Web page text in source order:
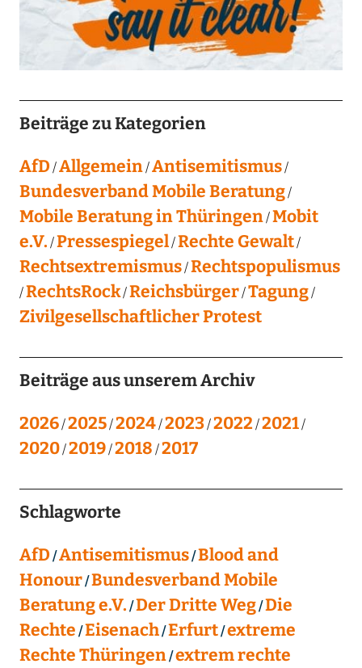
Beiträge zu Kategorien
AfD Allgemein Antisemitismus
Bundesverband Mobile Beratung
Mobile Beratung in Thüringen Mobit
e.V. Pressespiegel Rechte Gewalt
Rechtsextremismus Rechtspopulismus
RechtsRock Reichsbürger Tagung
Zivilgesellschaftlicher Protest
Beiträge aus unserem Archiv
2026 2025 2024 2023 2022 2021
2020 2019 2018 2017
Schlagworte
AfD Antisemitismus Blood and
Honour Bundesverband Mobile
Beratung e.V. Der Dritte Weg Die
Rechte Eisenach Erfurt extreme
Rechte Thüringen extrem rechte